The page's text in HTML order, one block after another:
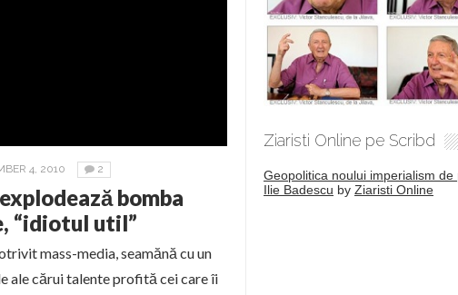
4, 2010 2
bomba
“idiotul util”
mass-media, seamănă cu un
ale cărui talente profită cei care îi
Ziaristi Online pe Scribd
Geopolitica noului imperialism de
Ilie Badescu by Ziaristi Online